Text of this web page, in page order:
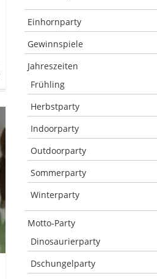
Einhornparty
Gewinnspiele
Jahreszeiten
Frühling
Herbstparty
Indoorparty
Outdoorparty
Sommerparty
Winterparty
Motto-Party
Dinosaurierparty
Dschungelparty